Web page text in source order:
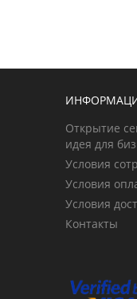
Открытие
идея для
Условия
Условия
Условия
Контакты